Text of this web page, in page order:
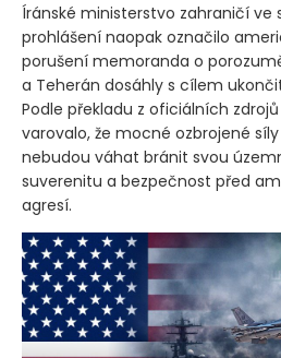
Íránské ministerstvo zahraničí
prohlášení naopak označilo
porušení memoranda o
a Teherán dosáhly s cílem
Podle překladu z oficiálních
varovalo, že mocné ozbrojené
nebudou váhat bránit svou
suverenitu a bezpečnost před
agresí.